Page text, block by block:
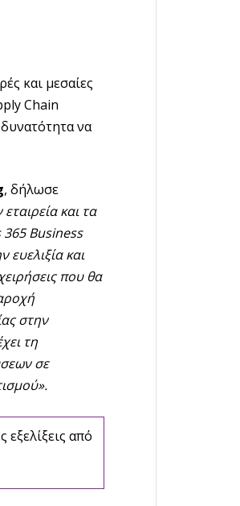
και μεσαίες
Chain
να
, δήλωσε
και τα
365 Business
και
που θα
στην
τη
σε
εξελίξεις από